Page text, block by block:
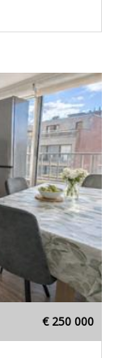
€ 250 000